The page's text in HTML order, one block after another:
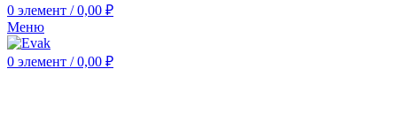
0 элемент / 0,00 ₽
Меню
0 элемент / 0,00 ₽